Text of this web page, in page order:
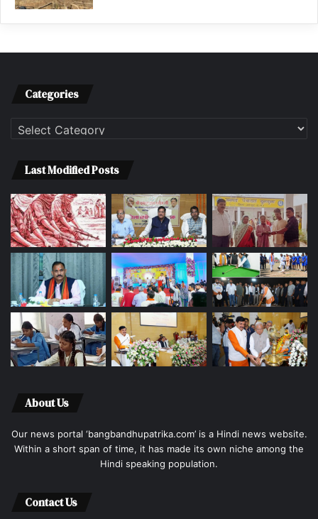
Categories
Categories
Last Modified Posts
About Us
Our news portal ‘bangbandhupatrika.com’ is a Hindi news website.
Within a short span of time, it has made its own niche among the
Hindi speaking population.
Contact Us